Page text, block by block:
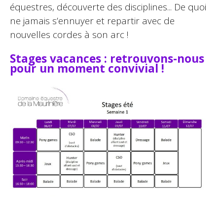
équestres, découverte des disciplines... De quoi
ne jamais s’ennuyer et repartir avec de
nouvelles cordes à son arc !
Stages vacances : retrouvons-nous
pour un moment convivial !